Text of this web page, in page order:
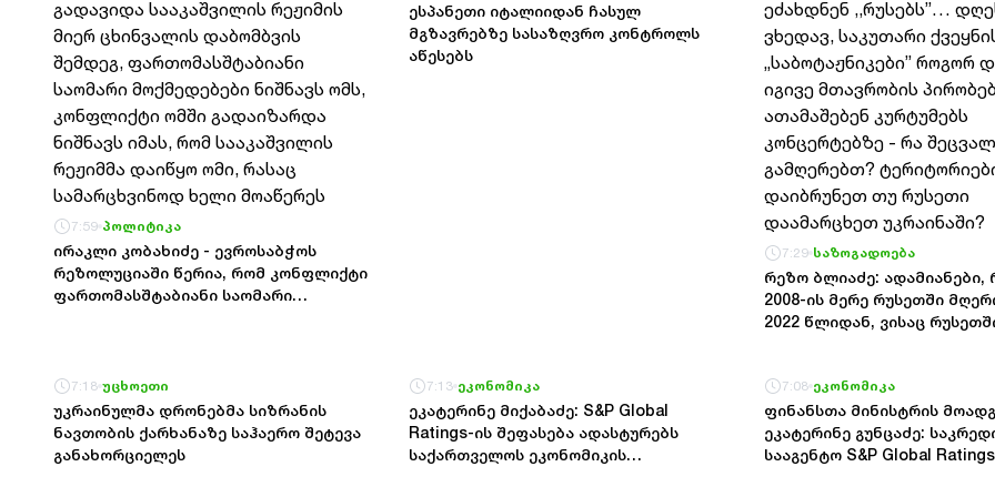
აღმოფხვრილია კორუფცია
7:59 პოლიტიკა
ირაკლი კობახიძე - ევროსაბჭოს
რეზოლუციაში წერია, რომ კონფლიქტი
ფართომასშტაბიანი საომარი
ფართომასშტაბიანი საომარი
მოქმედებები ნიშნავს ომს,
კონფლიქტი ომში გადაიზარდა
ნიშნავს იმას, რომ სააკაშვილის
ესპანეთი იტალიიდან ჩასულ
მგზავრებზე სასაზღვრო კონტროლს
აწესებს
7:29 საზოგადოება
რეზო ბლიაძე:
2008-ის მერე რუსეთში
2022 წლიდან, ვისაც
ქვეყნის „საბოტაჟნიკები”
დადიან იგივე მთავრობის
და ათამაშებენ კურტუმებს
კონცერტებზე - რა
7:18 უცხოეთი
უკრაინულმა დრონებმა სიზრანის
ნავთობის ქარხანაზე საჰაერო შეტევა
განახორციელეს
7:13 ეკონომიკა
ეკატერინე მიქაბაძე: S&P Global
Ratings-ის შეფასება ადასტურებს
საქართველოს ეკონომიკის
7:08 ეკონომიკა
ფინანსთა მინისტრის
ეკატერინე გუნცაძე:
სააგენტო S&P Global